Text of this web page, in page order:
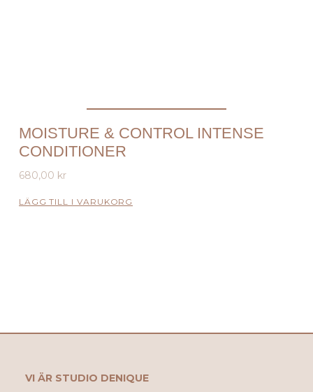
MOISTURE & CONTROL INTENSE
CONDITIONER
680,00 kr
LÄGG TILL I VARUKORG
VI ÄR STUDIO DENIQUE